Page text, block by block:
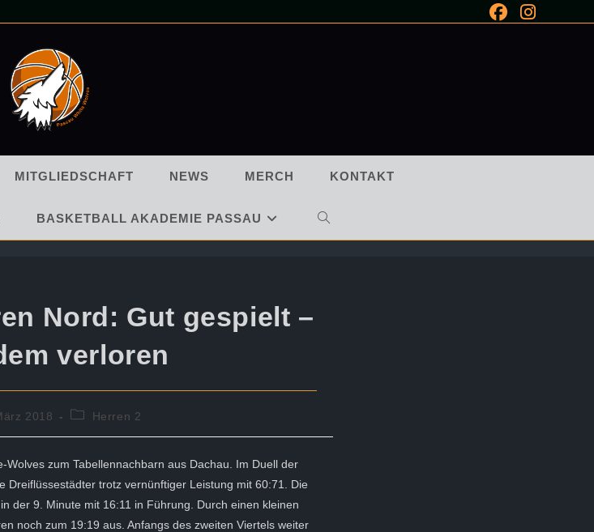
MITGLIEDSCHAFT NEWS MERCH KONTAKT
BASKETBALL AKADEMIE PASSAU WEBSITE-
Nord: Gut gespielt –
verloren
2018
Beitrags-
Herren 2
zum Tabellennachbarn aus Dachau. Im Duell der
Dreiflüssestädter trotz vernünftiger Leistung mit 60:71. Die
der 9. Minute mit 16:11 in Führung. Durch einen kleinen
noch zum 19:19 aus. Anfangs des zweiten Viertels weiter